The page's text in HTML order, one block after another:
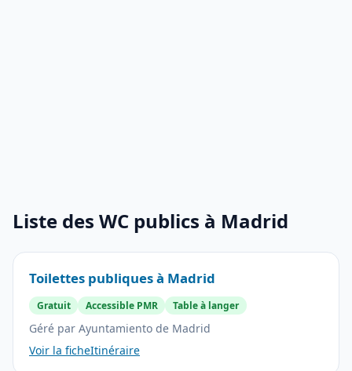
Liste des WC publics à Madrid
Toilettes publiques à Madrid
Gratuit Accessible PMR Table à langer
Géré par Ayuntamiento de Madrid
Voir la ficheItinéraire